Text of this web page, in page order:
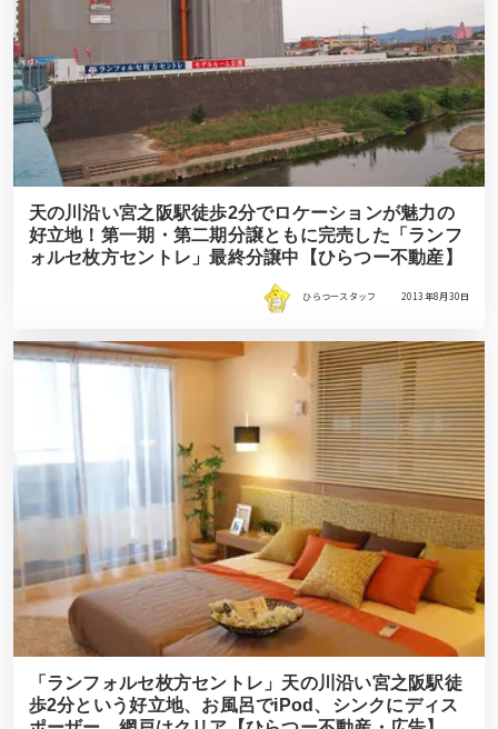
天の川沿い宮之阪駅徒歩2分でロケーションが魅力の
好立地！第一期・第二期分譲ともに完売した「ランフ
ォルセ枚方セントレ」最終分譲中【ひらつー不動産】
ひらつースタッフ 2013年8月30日
「ランフォルセ枚方セントレ」天の川沿い宮之阪駅徒
歩2分という好立地、お風呂でiPod、シンクにディス